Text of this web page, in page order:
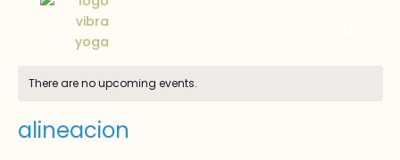
There are no upcoming events.
alineacion